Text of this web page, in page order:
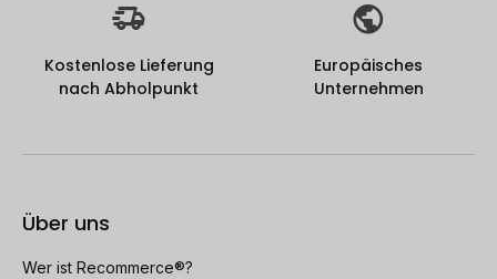
Kostenlose Lieferung
nach Abholpunkt
Europäisches
Unternehmen
Über uns
Wer ist Recommerce®?